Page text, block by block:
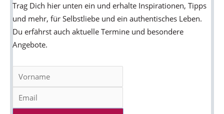
Trag Dich hier unten ein und erhalte Inspirationen, Tipps
und mehr, für Selbstliebe und ein authentisches Leben.
Du erfährst auch aktuelle Termine und besondere
Angebote.